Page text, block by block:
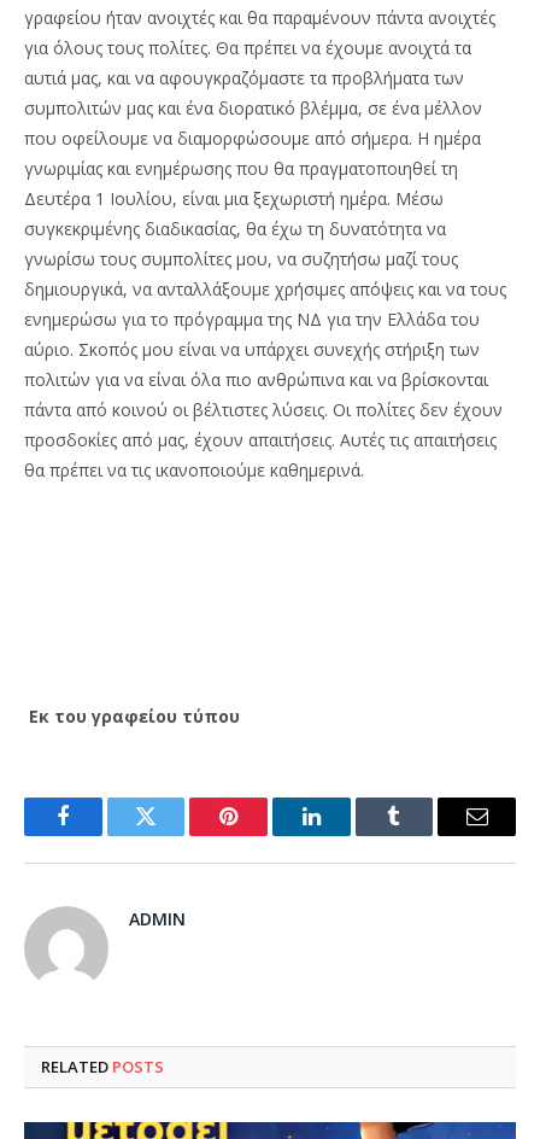
γραφείου ήταν ανοιχτές και θα παραμένουν πάντα ανοιχτές
για όλους τους πολίτες. Θα πρέπει να έχουμε ανοιχτά τα
αυτιά μας, και να αφουγκραζόμαστε τα προβλήματα των
συμπολιτών μας και ένα διορατικό βλέμμα, σε ένα μέλλον
που οφείλουμε να διαμορφώσουμε από σήμερα. Η ημέρα
γνωριμίας και ενημέρωσης που θα πραγματοποιηθεί τη
Δευτέρα 1 Ιουλίου, είναι μια ξεχωριστή ημέρα. Μέσω
συγκεκριμένης διαδικασίας, θα έχω τη δυνατότητα να
γνωρίσω τους συμπολίτες μου, να συζητήσω μαζί τους
δημιουργικά, να ανταλλάξουμε χρήσιμες απόψεις και να τους
ενημερώσω για το πρόγραμμα της ΝΔ για την Ελλάδα του
αύριο. Σκοπός μου είναι να υπάρχει συνεχής στήριξη των
πολιτών για να είναι όλα πιο ανθρώπινα και να βρίσκονται
πάντα από κοινού οι βέλτιστες λύσεις. Οι πολίτες δεν έχουν
προσδοκίες από μας, έχουν απαιτήσεις. Αυτές τις απαιτήσεις
θα πρέπει να τις ικανοποιούμε καθημερινά.
Εκ του γραφείου τύπου
FacebookTwitter Pinterest LinkedInTumblr Email
ADMIN
RELATED POSTS